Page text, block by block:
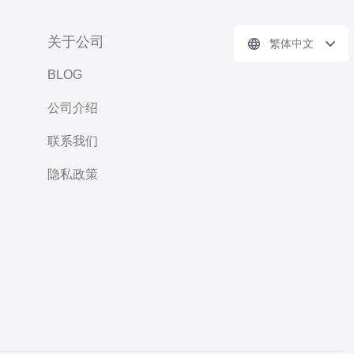
关于公司
BLOG
公司介绍
联系我们
隐私政策
繁体中文